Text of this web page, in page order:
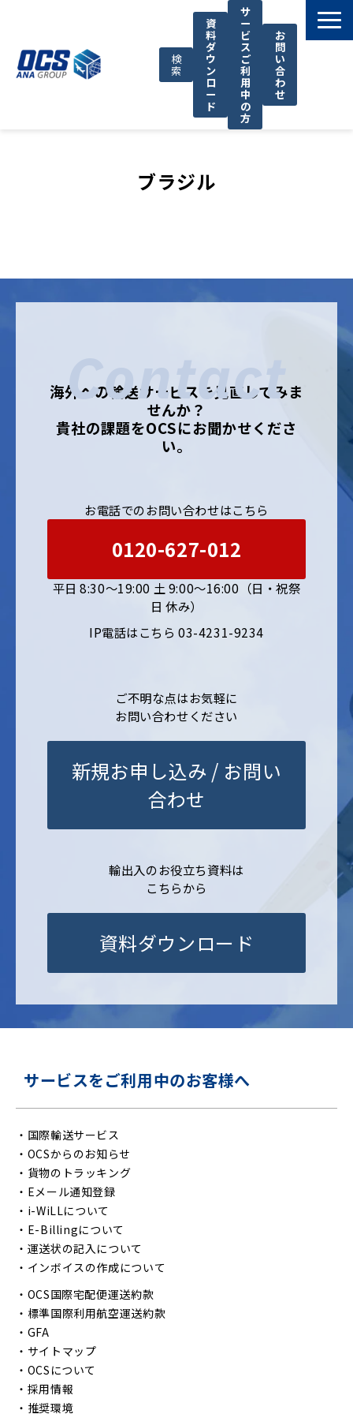
検
索
資
料
ダ
ウ
ン
ロ
ー
ド
サ
ー
ビ
ス
ご
利
用
中
の
方
お
問
い
合
わ
せ
OCSが選ばれる理由
ブラジル
Contact
海外への輸送サービスを見直してみま
せんか？
貴社の課題をOCSにお聞かせくださ
い。
お電話でのお問い合わせはこちら
0120-627-012
平日 8:30〜19:00 土 9:00〜16:00（日・祝祭
日 休み）
IP電話はこちら 03-4231-9234
ご不明な点はお気軽に
お問い合わせください
新規お申し込み / お問い
合わせ
輸出入のお役立ち資料は
こちらから
資料ダウンロード
サービスをご利用中のお客様へ
・ 国際輸送サービス
・ OCSからのお知らせ
・ 貨物のトラッキング
・ Eメール通知登録
・ i-WiLLについて
・ E-Billingについて
・ 運送状の記入について
・ インボイスの作成について
・ OCS国際宅配便運送約款
・ 標準国際利用航空運送約款
・ GFA
・ サイトマップ
・ OCSについて
・ 採用情報
・ 推奨環境